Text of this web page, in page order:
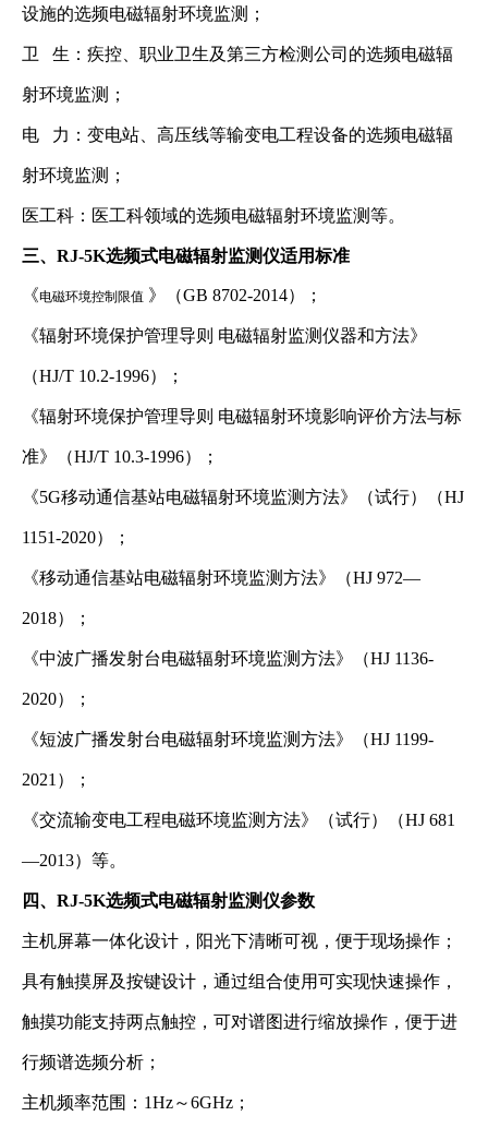
设施的选频电磁辐射环境监测；
卫 生：疾控、职业卫生及第三方检测公司的选频电磁辐
射环境监测；
电 力：变电站、高压线等输变电工程设备的选频电磁辐
射环境监测；
医工科：医工科领域的选频电磁辐射环境监测等。
三、RJ-5K选频式电磁辐射监测仪适用标准
《电磁环境控制限值 》（GB 8702-2014）；
《辐射环境保护管理导则 电磁辐射监测仪器和方法》
（HJ/T 10.2-1996）；
《辐射环境保护管理导则 电磁辐射环境影响评价方法与标
准》（HJ/T 10.3-1996）；
《5G移动通信基站电磁辐射环境监测方法》（试行）（HJ
1151-2020）；
《移动通信基站电磁辐射环境监测方法》（HJ 972—
2018）；
《中波广播发射台电磁辐射环境监测方法》（HJ 1136-
2020）；
《短波广播发射台电磁辐射环境监测方法》（HJ 1199-
2021）；
《交流输变电工程电磁环境监测方法》（试行）（HJ 681
—2013）等。
四、RJ-5K选频式电磁辐射监测仪参数
主机屏幕一体化设计，阳光下清晰可视，便于现场操作；
具有触摸屏及按键设计，通过组合使用可实现快速操作，
触摸功能支持两点触控，可对谱图进行缩放操作，便于进
行频谱选频分析；
主机频率范围：1Hz～6GHz；